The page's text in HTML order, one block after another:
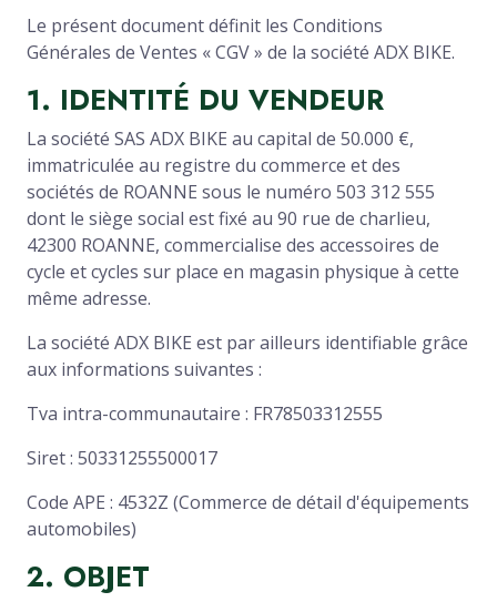
Le présent document définit les Conditions
Générales de Ventes « CGV » de la société ADX BIKE.
1. IDENTITÉ DU VENDEUR
La société SAS ADX BIKE au capital de 50.000 €,
immatriculée au registre du commerce et des
sociétés de ROANNE sous le numéro 503 312 555
dont le siège social est fixé au 90 rue de charlieu,
42300 ROANNE, commercialise des accessoires de
cycle et cycles sur place en magasin physique à cette
même adresse.
La société ADX BIKE est par ailleurs identifiable grâce
aux informations suivantes :
Tva intra-communautaire : FR78503312555
Siret : 50331255500017
Code APE : 4532Z (Commerce de détail d'équipements
automobiles)
2. OBJET